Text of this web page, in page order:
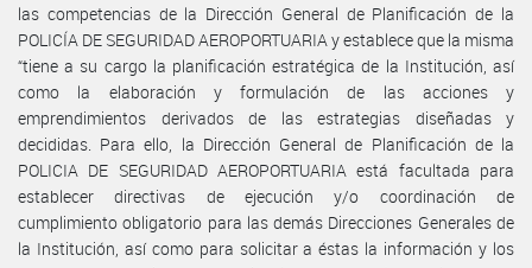
las competencias de la Dirección General de Planificación de la
POLICÍA DE SEGURIDAD AEROPORTUARIA y establece que la misma
“tiene a su cargo la planificación estratégica de la Institución, así
como la elaboración y formulación de las acciones y
emprendimientos derivados de las estrategias diseñadas y
decididas. Para ello, la Dirección General de Planificación de la
POLICIA DE SEGURIDAD AEROPORTUARIA está facultada para
establecer directivas de ejecución y/o coordinación de
cumplimiento obligatorio para las demás Direcciones Generales de
la Institución, así como para solicitar a éstas la información y los